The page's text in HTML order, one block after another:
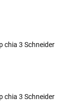
chia 3 Schneider
chia 3 Schneider